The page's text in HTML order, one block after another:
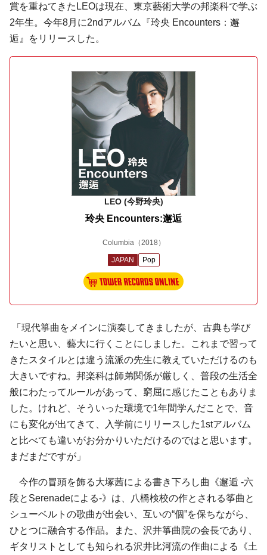
賞を重ねてきたLEOは現在、東京藝術大学の邦楽科で学ぶ
2年生。今年8月に2ndアルバム『玲央 Encounters：邂
逅』をリリースした。
LEO (今野玲央)
玲央 Encounters:邂逅
Columbia（2018）
JAPAN Pop
「現代箏曲をメインに演奏してきましたが、古典も学び
たいと思い、藝大に行くことにしました。これまで習って
きたスタイルとは違う流派の先生に教えていただけるのも
大きいですね。邦楽科は師弟関係が厳しく、普段の生活全
般にわたってルールがあって、窮屈に感じたこともありま
した。けれど、そういった環境で1年間学んだことで、音
にも変化が出てきて、入学前にリリースした1stアルバム
と比べても違いがお分かりいただけるのではと思います。
まだまだですが」
今作の冒頭を飾る大塚茜による書き下ろし曲《邂逅 -六
段とSerenadeによる-》は、八橋検校の作とされる筝曲と
シューベルトの歌曲が出会い、互いの“個”を保ちながら、
ひとつに融合する作品。また、沢井箏曲院の会長であり、
ギタリストとしても知られる沢井比河流の作曲による《土